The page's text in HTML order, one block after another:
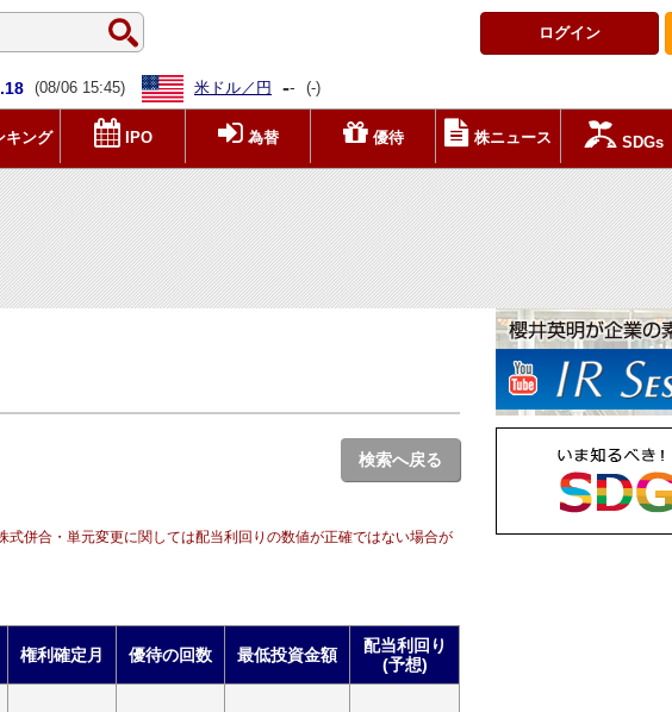
ログイン
(08/06 15:45) 米ドル／円 -- (-)
キング IPO 為替 優待 株ニュース SDGs
検索へ戻る
併合・単元変更に関しては配当利回りの数値が正確ではない場合が
権利確定月 優待の回数 最低投資金額
配当利回り
(予想)